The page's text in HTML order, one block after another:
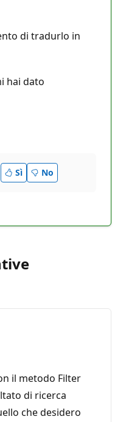
di tradurlo in
hai dato
Sì No
il metodo Filter
di ricerca
che desidero